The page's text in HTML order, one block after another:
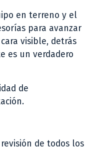
en terreno y el
para avanzar
visible, detrás
es un verdadero
de
de todos los